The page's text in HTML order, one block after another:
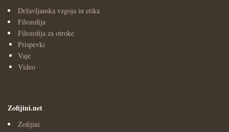
Državljanska vzgoja in etika
Filozofija
Filozofija za otroke
Prispevki
Vaje
Video
Zofijini.net
Zofijini